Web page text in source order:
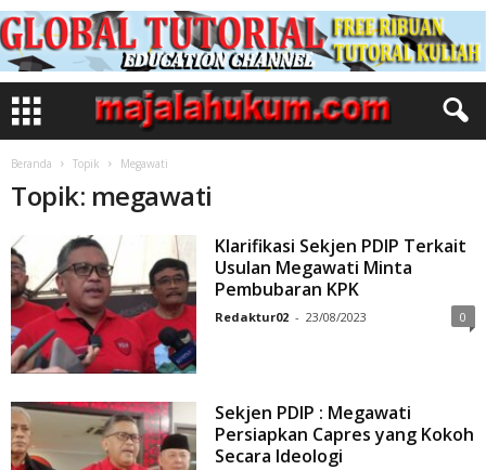
Beranda Topik Megawati
Topik: megawati
Klarifikasi Sekjen PDIP Terkait
Usulan Megawati Minta
Pembubaran KPK
Redaktur02 - 23/08/2023 0
Sekjen PDIP : Megawati
Persiapkan Capres yang Kokoh
Secara Ideologi